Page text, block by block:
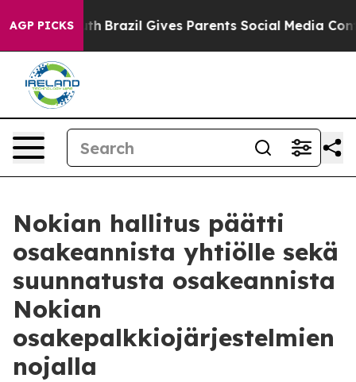
AGP PICKS
to Youth Brazil Gives Parents Social Media Controls
Nokian hallitus päätti
osakeannista yhtiölle sekä
suunnatusta osakeannista
Nokian
osakepalkkiojärjestelmien
nojalla